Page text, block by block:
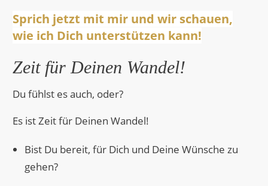
Sprich jetzt mit mir und wir schauen,
wie ich Dich unterstützen kann!
Zeit für Deinen Wandel!
Du fühlst es auch, oder?
Es ist Zeit für Deinen Wandel!
Bist Du bereit, für Dich und Deine Wünsche zu
gehen?